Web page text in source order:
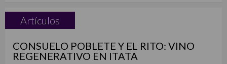
Artículos
CONSUELO POBLETE Y EL RITO: VINO
REGENERATIVO EN ITATA